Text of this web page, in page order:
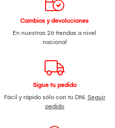
Cambios y devoluciones
En nuestras 26 tiendas a nivel
nacional
Sigue tu pedido
Fácil y rápido sólo con tu DNI. Seguir
pedido